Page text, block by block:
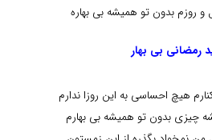
و روزم بدون تو همیشه بی بهاره
رمضانی بی بهار
هیچ احساسی به این روزا ندارم
چیزی بدون تو همیشه بی بهارم